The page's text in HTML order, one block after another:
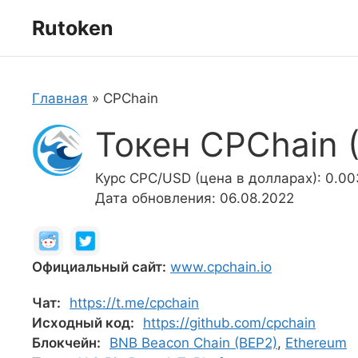
Rutoken
Главная » CPChain
Токен CPChain
Курс CPC/USD (цена в долларах):
Дата обновления: 06.08.2022
Официальный сайт: www.cpchain.io
Чат:
https://t.me/cpchain
Исходный код:
https://github.com/cpchain
Блокчейн:
BNB Beacon Chain (BEP2), Ethereum